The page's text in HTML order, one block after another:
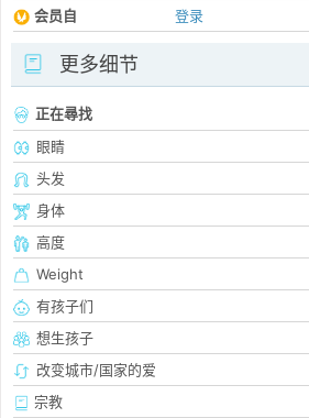
会员自
登录
更多细节
正在尋找
眼睛
头发
身体
高度
Weight
有孩子们
想生孩子
改变城市/国家的爱
宗教